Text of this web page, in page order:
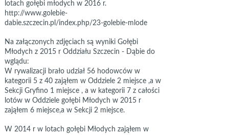
lotach gołębi młodych w 2016 r.
http://www.golebie-
dabie.szczecin.pl/index.php/23-golebie-mlode
Na załączonych zdjęciach są wyniki Gołębi
Młodych z 2015 r Oddziału Szczecin - Dąbie do
wglądu:
W rywalizacji brało udział 56 hodowców w
kategorii 5 z 40 zająłem w Oddziele 2 miejsce ,a w
Sekcji Gryfino 1 miejsce , a w kategorii 7 z całości
lotów w Oddziele gołębi Młodych w 2015 r
zająłem 6 miejsce,a w Sekcji 2 miejsce.
W 2014 r w lotach gołębi Młodych zająłem w